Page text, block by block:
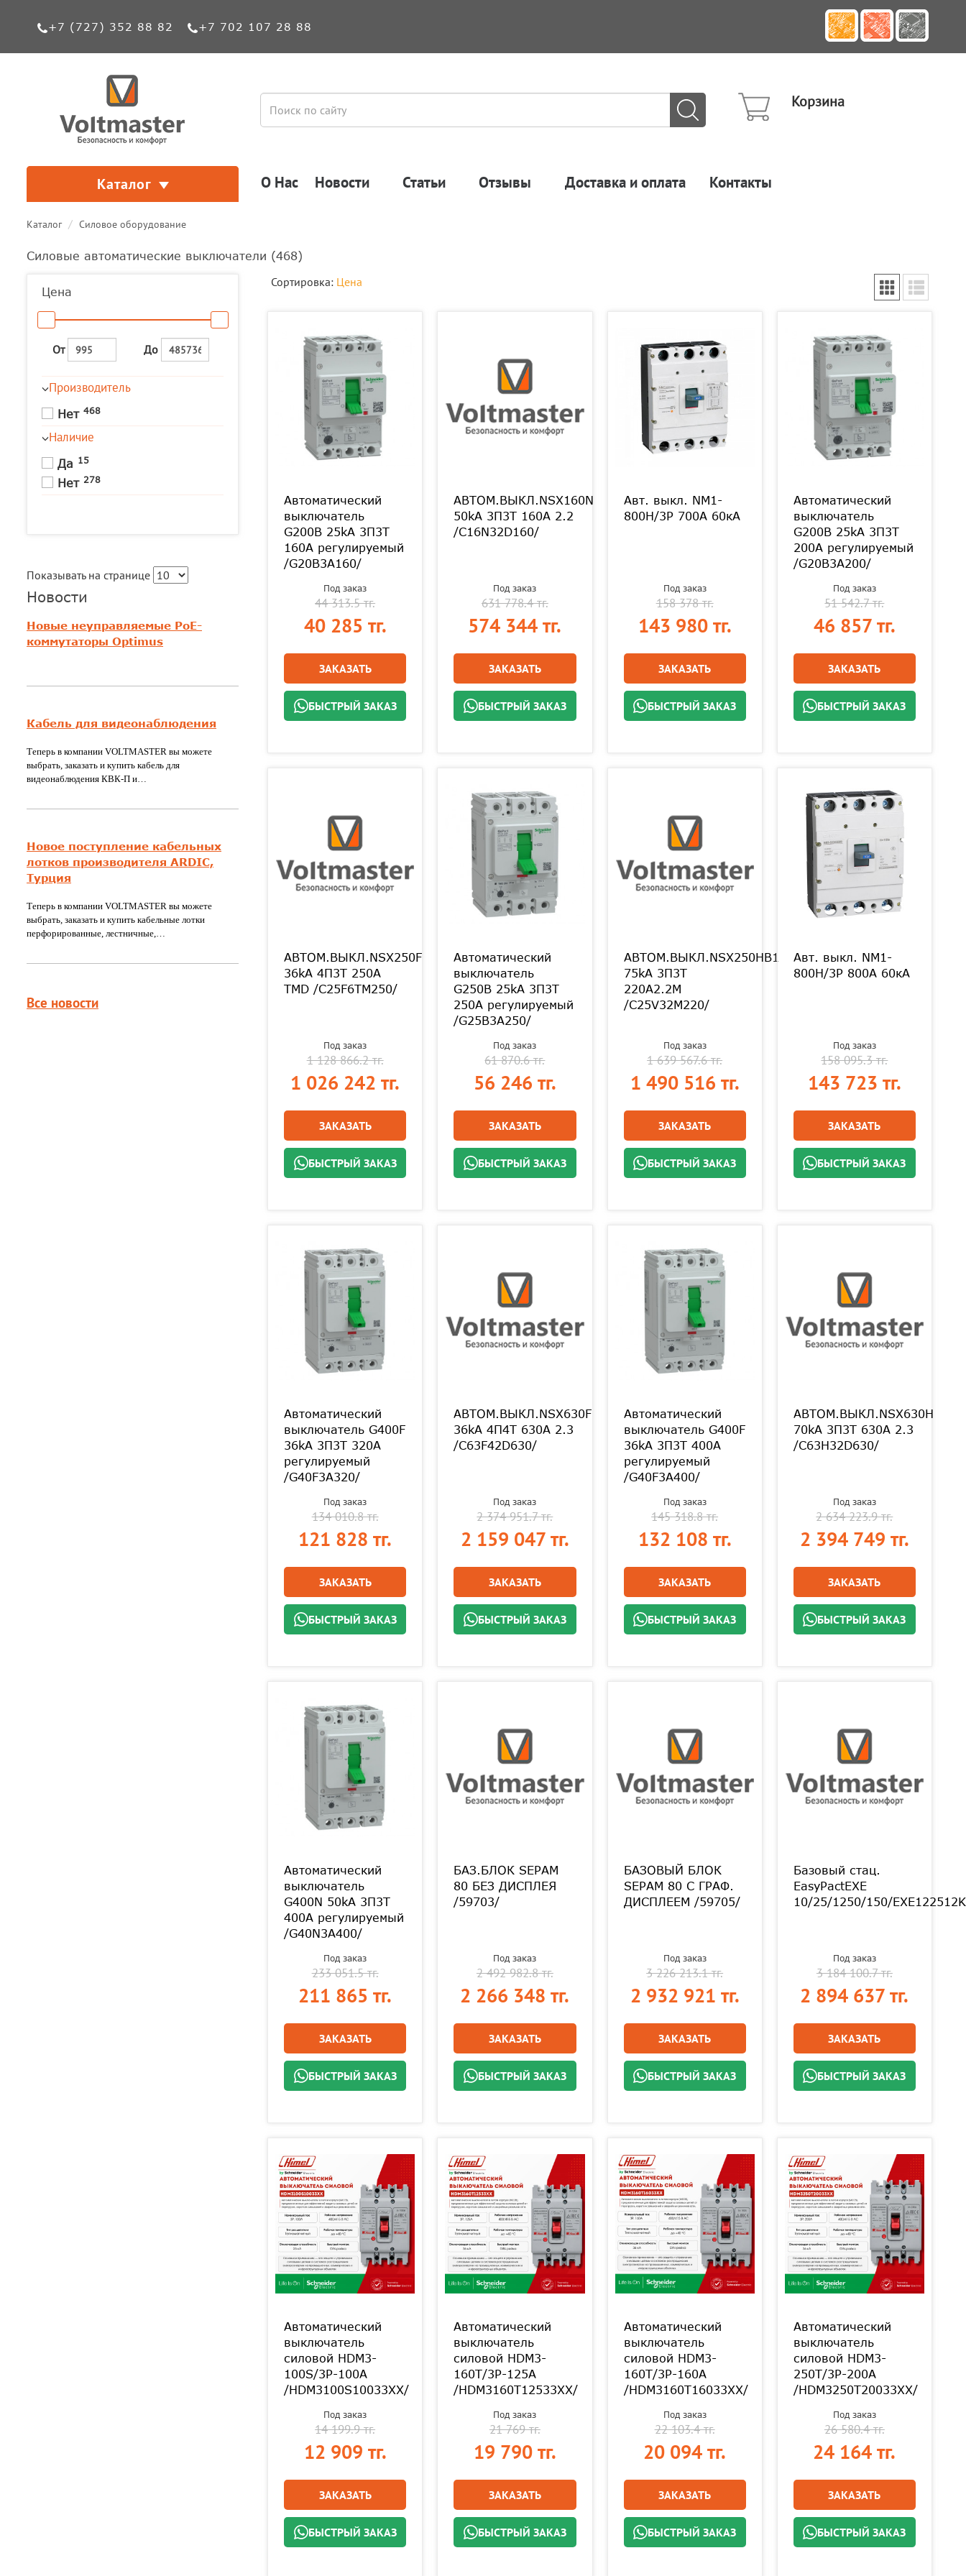
+7 (727) 352 88 82 +7 702 107 28 88
Корзина
Каталог О Нас Новости Статьи Отзывы Доставка и оплата Контакты
Каталог Силовое оборудование
Силовые автоматические выключатели (468)
Цена
От До
Производитель
Нет 468
Наличие
Да 15
Нет 278
Показывать на странице
Новости
Новые неуправляемые PoE-
коммутаторы Optimus
Кабель для видеонаблюдения
Теперь в компании VOLTMASTER вы можете
выбрать, заказать и купить кабель для
видеонаблюдения КВК-П и…
Новое поступление кабельных
лотков производителя ARDIC,
Турция
Теперь в компании VOLTMASTER вы можете
выбрать, заказать и купить кабельные лотки
перфорированные, лестничные,…
Все новости
Сортировка: Цена
Автоматический
выключатель
G200B 25kA 3П3Т
160A регулируемый
/G20B3A160/
Под заказ
44 313.5 тг.
40 285 тг.
ЗАКАЗАТЬ
БЫСТРЫЙ ЗАКАЗ
АВТОМ.ВЫКЛ.NSX160N
50kA 3П3Т 160A 2.2
/C16N32D160/
Под заказ
631 778.4 тг.
574 344 тг.
ЗАКАЗАТЬ
БЫСТРЫЙ ЗАКАЗ
Авт. выкл. NM1-
800H/3Р 700A 60кА
Под заказ
158 378 тг.
143 980 тг.
ЗАКАЗАТЬ
БЫСТРЫЙ ЗАКАЗ
Автоматический
выключатель
G200B 25kA 3П3Т
200A регулируемый
/G20B3A200/
Под заказ
51 542.7 тг.
46 857 тг.
ЗАКАЗАТЬ
БЫСТРЫЙ ЗАКАЗ
АВТОМ.ВЫКЛ.NSX250F
36kA 4П3Т 250A
TMD /C25F6TM250/
Под заказ
1 128 866.2 тг.
1 026 242 тг.
ЗАКАЗАТЬ
БЫСТРЫЙ ЗАКАЗ
Автоматический
выключатель
G250B 25kA 3П3Т
250A регулируемый
/G25B3A250/
Под заказ
61 870.6 тг.
56 246 тг.
ЗАКАЗАТЬ
БЫСТРЫЙ ЗАКАЗ
АВТОМ.ВЫКЛ.NSX250HB1
75kA 3П3Т
220A2.2M
/C25V32M220/
Под заказ
1 639 567.6 тг.
1 490 516 тг.
ЗАКАЗАТЬ
БЫСТРЫЙ ЗАКАЗ
Авт. выкл. NM1-
800H/3Р 800A 60кА
Под заказ
158 095.3 тг.
143 723 тг.
ЗАКАЗАТЬ
БЫСТРЫЙ ЗАКАЗ
Автоматический
выключатель G400F
36kA 3П3Т 320A
регулируемый
/G40F3A320/
Под заказ
134 010.8 тг.
121 828 тг.
ЗАКАЗАТЬ
БЫСТРЫЙ ЗАКАЗ
АВТОМ.ВЫКЛ.NSX630F
36kA 4П4Т 630A 2.3
/C63F42D630/
Под заказ
2 374 951.7 тг.
2 159 047 тг.
ЗАКАЗАТЬ
БЫСТРЫЙ ЗАКАЗ
Автоматический
выключатель G400F
36kA 3П3Т 400A
регулируемый
/G40F3A400/
Под заказ
145 318.8 тг.
132 108 тг.
ЗАКАЗАТЬ
БЫСТРЫЙ ЗАКАЗ
АВТОМ.ВЫКЛ.NSX630H
70kA 3П3Т 630A 2.3
/C63H32D630/
Под заказ
2 634 223.9 тг.
2 394 749 тг.
ЗАКАЗАТЬ
БЫСТРЫЙ ЗАКАЗ
Автоматический
выключатель
G400N 50kA 3П3Т
400A регулируемый
/G40N3A400/
Под заказ
233 051.5 тг.
211 865 тг.
ЗАКАЗАТЬ
БЫСТРЫЙ ЗАКАЗ
БАЗ.БЛОК SEPAM
80 БЕЗ ДИСПЛЕЯ
/59703/
Под заказ
2 492 982.8 тг.
2 266 348 тг.
ЗАКАЗАТЬ
БЫСТРЫЙ ЗАКАЗ
БАЗОВЫЙ БЛОК
SEPAM 80 С ГРАФ.
ДИСПЛЕЕМ /59705/
Под заказ
3 226 213.1 тг.
2 932 921 тг.
ЗАКАЗАТЬ
БЫСТРЫЙ ЗАКАЗ
Базовый стац.
EasyPactEXE
10/25/1250/150/
Под заказ
3 184 100.7 тг.
2 894 637 тг.
ЗАКАЗАТЬ
БЫСТРЫЙ ЗАКАЗ
Автоматический
выключатель
силовой HDM3-
100S/3P-100A
/HDM3100S10033XX/
Под заказ
14 199.9 тг.
12 909 тг.
ЗАКАЗАТЬ
БЫСТРЫЙ ЗАКАЗ
Автоматический
выключатель
силовой HDM3-
160T/3P-125A
/HDM3160T12533XX/
Под заказ
21 769 тг.
19 790 тг.
ЗАКАЗАТЬ
БЫСТРЫЙ ЗАКАЗ
Автоматический
выключатель
силовой HDM3-
160T/3P-160A
/HDM3160T16033XX/
Под заказ
22 103.4 тг.
20 094 тг.
ЗАКАЗАТЬ
БЫСТРЫЙ ЗАКАЗ
Автоматический
выключатель
силовой HDM3-
250T/3P-200A
/HDM3250T20033XX/
Под заказ
26 580.4 тг.
24 164 тг.
ЗАКАЗАТЬ
БЫСТРЫЙ ЗАКАЗ